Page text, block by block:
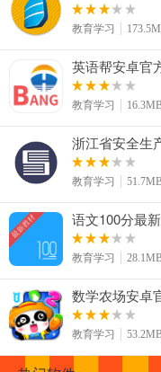
教育学习
英语帮安卓官
教育学习
浙江省安全生
教育学习
语文100分最
教育学习
数学农场安卓
教育学习